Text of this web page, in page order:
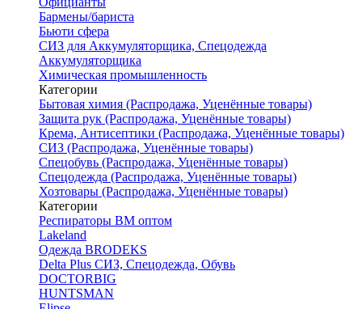
Бармены/бариста
Бьюти сфера
СИЗ для Аккумуляторщика, Спецодежда
Аккумуляторщика
Химическая промышленность
Категории
Бытовая химия (Распродажа, Уценённые товары)
Защита рук (Распродажа, Уценённые товары)
Крема, Антисептики (Распродажа, Уценённые товары)
СИЗ (Распродажа, Уценённые товары)
Спецобувь (Распродажа, Уценённые товары)
Спецодежда (Распродажа, Уценённые товары)
Хозтовары (Распродажа, Уценённые товары)
Категории
Респираторы ВМ оптом
Lakeland
Одежда BRODEKS
Delta Plus СИЗ, Спецодежда, Обувь
DOCTORBIG
HUNTSMAN